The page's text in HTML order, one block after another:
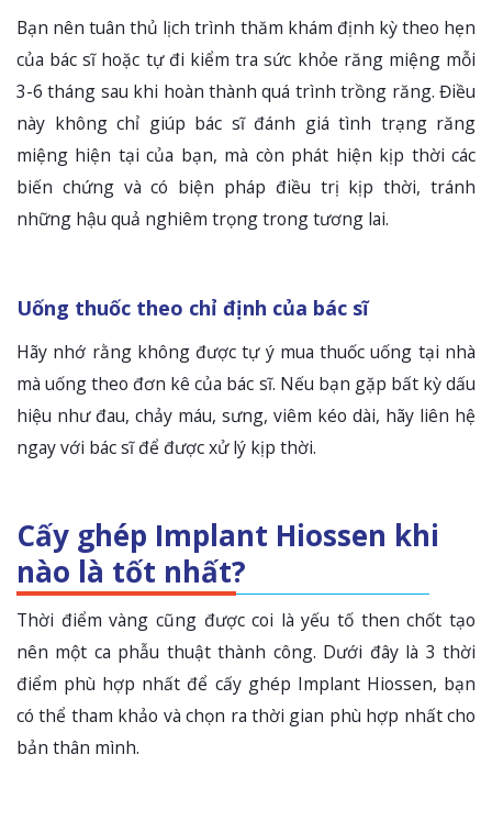
Bạn nên tuân thủ lịch trình thăm khám định kỳ theo hẹn
của bác sĩ hoặc tự đi kiểm tra sức khỏe răng miệng mỗi
3-6 tháng sau khi hoàn thành quá trình trồng răng. Điều
này không chỉ giúp bác sĩ đánh giá tình trạng răng
miệng hiện tại của bạn, mà còn phát hiện kịp thời các
biến chứng và có biện pháp điều trị kịp thời, tránh
những hậu quả nghiêm trọng trong tương lai.
Uống thuốc theo chỉ định của bác sĩ
Hãy nhớ rằng không được tự ý mua thuốc uống tại nhà
mà uống theo đơn kê của bác sĩ. Nếu bạn gặp bất kỳ dấu
hiệu như đau, chảy máu, sưng, viêm kéo dài, hãy liên hệ
ngay với bác sĩ để được xử lý kịp thời.
Cấy ghép Implant Hiossen khi
nào là tốt nhất?
Thời điểm vàng cũng được coi là yếu tố then chốt tạo
nên một ca phẫu thuật thành công. Dưới đây là 3 thời
điểm phù hợp nhất để cấy ghép Implant Hiossen, bạn
có thể tham khảo và chọn ra thời gian phù hợp nhất cho
bản thân mình.